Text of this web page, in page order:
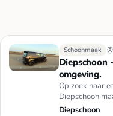
Schoonmaak
Diepschoon
omgeving.
Op zoek naar
Diepschoon
badkamers en
Diepschoon